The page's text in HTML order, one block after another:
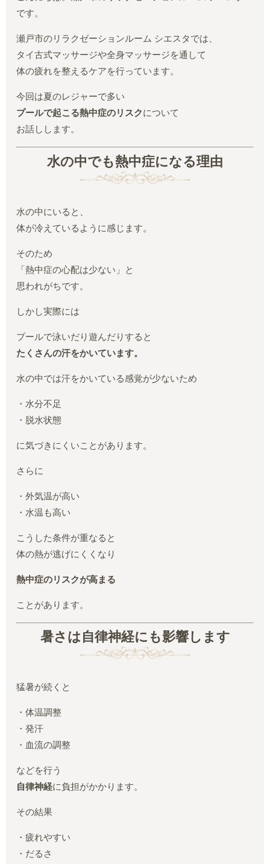
です。
瀬戸市のリラクゼーションルーム シエスタでは、
タイ古式マッサージや全身マッサージを通して
体の疲れを整えるケアを行っています。
今回は夏のレジャーで多い
プールで起こる熱中症のリスクについて
お話しします。
水の中でも熱中症になる理由
水の中にいると、
体が冷えているように感じます。
そのため
「熱中症の心配は少ない」と
思われがちです。
しかし実際には
プールで泳いだり遊んだりすると
たくさんの汗をかいています。
水の中では汗をかいている感覚が少ないため
・水分不足
・脱水状態
に気づきにくいことがあります。
さらに
・外気温が高い
・水温も高い
こうした条件が重なると
体の熱が逃げにくくなり
熱中症のリスクが高まる
ことがあります。
暑さは自律神経にも影響します
猛暑が続くと
・体温調整
・発汗
・血流の調整
などを行う
自律神経に負担がかかります。
その結果
・疲れやすい
・だるさ